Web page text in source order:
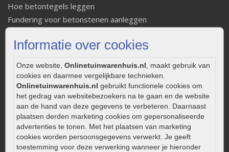
Informatie over cookies
Onze website, Onlinetuinwarenhuis.nl, maakt gebruik van
cookies en daarmee vergelijkbare technieken.
Onlinetuinwarenhuis.nl gebruikt functionele cookies om
het gedrag van websitebezoekers na te gaan en de website
aan de hand van deze gegevens te verbeteren. Daarnaast
plaatsen derden marketing cookies om gepersonaliseerde
advertenties te tonen. Met het plaatsen van marketing
cookies worden persoonsgegevens verwerkt. Je geeft
toestemming voor deze verwerking wanneer je hieronder
Hoe betontegels leggen
Fundering voor betonstenen aanleggen
Strakke tuin inrichten
Onderhoud van gebakken bestrating
Aanlegtips voor gebakken bestrating
Zelf een terras aanleggen
Kleine stadstuin inrichten
0320 – 219170
Kaapstanderweg 41